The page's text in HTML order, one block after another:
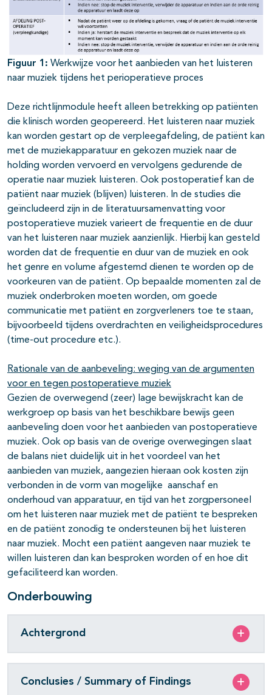
Figuur 1: Werkwijze voor het aanbieden van het luisteren
naar muziek tijdens het perioperatieve proces
Deze richtlijnmodule heeft alleen betrekking op patiënten
die klinisch worden geopereerd. Het luisteren naar muziek
kan worden gestart op de verpleegafdeling, de patiënt kan
met de muziekapparatuur en gekozen muziek naar de
holding worden vervoerd en vervolgens gedurende de
operatie naar muziek luisteren. Ook postoperatief kan de
patiënt naar muziek (blijven) luisteren. In de studies die
geïncludeerd zijn in de literatuursamenvatting voor
postoperatieve muziek varieert de frequentie en de duur
van het luisteren naar muziek aanzienlijk. Hierbij kan gesteld
worden dat de frequentie en duur van de muziek en ook
het genre en volume afgestemd dienen te worden op de
voorkeuren van de patiënt. Op bepaalde momenten zal de
muziek onderbroken moeten worden, om goede
communicatie met patiënt en zorgverleners toe te staan,
bijvoorbeeld tijdens overdrachten en veiligheidsprocedures
(time-out procedure etc.).
Rationale van de aanbeveling: weging van de argumenten
voor en tegen postoperatieve muziek
Gezien de overwegend (zeer) lage bewijskracht kan de
werkgroep op basis van het beschikbare bewijs geen
aanbeveling doen voor het aanbieden van postoperatieve
muziek. Ook op basis van de overige overwegingen slaat
de balans niet duidelijk uit in het voordeel van het
aanbieden van muziek, aangezien hieraan ook kosten zijn
verbonden in de vorm van mogelijke aanschaf en
onderhoud van apparatuur, en tijd van het zorgpersoneel
om het luisteren naar muziek met de patiënt te bespreken
en de patiënt zonodig te ondersteunen bij het luisteren
naar muziek. Mocht een patiënt aangeven naar muziek te
willen luisteren dan kan besproken worden of en hoe dit
gefaciliteerd kan worden.
Onderbouwing
Achtergrond
Conclusies / Summary of Findings